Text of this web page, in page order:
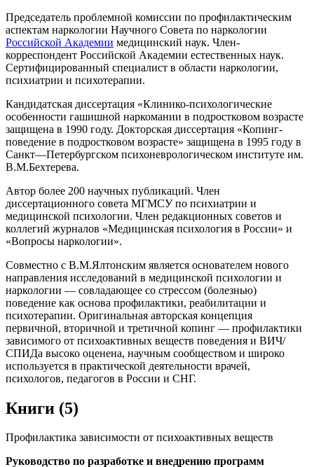
Председатель проблемной комиссии по профилактическим
аспектам наркологии Научного Совета по наркологии
Российской Академии медицинский наук. Член-
корреспондент Российской Академии естественных наук.
Сертифицированный специалист в области наркологии,
психиатрии и психотерапии.
Кандидатская диссертация «Клинико-психологические
особенности гашишной наркомании в подростковом возрасте
защищена в 1990 году. Докторская диссертация «Копинг-
поведение в подростковом возрасте» защищена в 1995 году в
Санкт—Петербургском психоневрологическом институте им.
В.М.Бехтерева.
Автор более 200 научных публикаций. Член
диссертационного совета МГМСУ по психиатрии и
медицинской психологии. Член редакционных советов и
коллегий журналов «Медицинская психология в России» и
«Вопросы наркологии».
Совместно с В.М.Ялтонским является основателем нового
направления исследований в медицинской психологии и
наркологии — совладающее со стрессом (болезнью)
поведение как основа профилактики, реабилитации и
психотерапии. Оригинальная авторская концепция
первичной, вторичной и третичной копинг — профилактики
зависимого от психоактивных веществ поведения и ВИЧ/
СПИДа высоко оценена, научным сообществом и широко
используется в практической деятельности врачей,
психологов, педагогов в России и СНГ.
Книги (5)
Профилактика зависимости от психоактивных веществ
Руководство по разработке и внедрению программ